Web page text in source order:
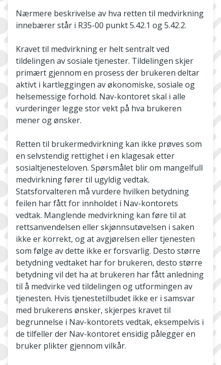
Nærmere beskrivelse av hva retten til medvirkning
innebærer står i R35-00 punkt 5.42.1 og 5.42.2.
Kravet til medvirkning er helt sentralt ved
tildelingen av sosiale tjenester. Tildelingen skjer
primært gjennom en prosess der brukeren deltar
aktivt i kartleggingen av økonomiske, sosiale og
helsemessige forhold. Nav­-kontoret skal i alle
vurderinger legge stor vekt på hva brukeren
mener og ønsker.
Retten til brukermedvirkning kan ikke prøves som
en selvstendig rettighet i en klagesak etter
sosialtjenesteloven. Spørsmålet blir om mangelfull
medvirkning fører til ugyldig vedtak.
Statsforvalteren må vurdere hvilken betydning
feilen har fått for innholdet i Nav-kontorets
vedtak. Manglende medvirkning kan føre til at
rettsanvendelsen eller skjønnsutøvelsen i saken
ikke er korrekt, og at avgjørelsen eller tjenesten
som følge av dette ikke er forsvarlig. Desto større
betydning vedtaket har for brukeren, desto større
betydning vil det ha at brukeren har fått anledning
til å medvirke ved tildelingen og utformingen av
tjenesten. Hvis tjenestetilbudet ikke er i samsvar
med brukerens ønsker, skjerpes kravet til
begrunnelse i Nav-kontorets vedtak, eksempelvis i
de tilfeller der Nav-kontoret ensidig pålegger en
bruker plikter gjennom vilkår.